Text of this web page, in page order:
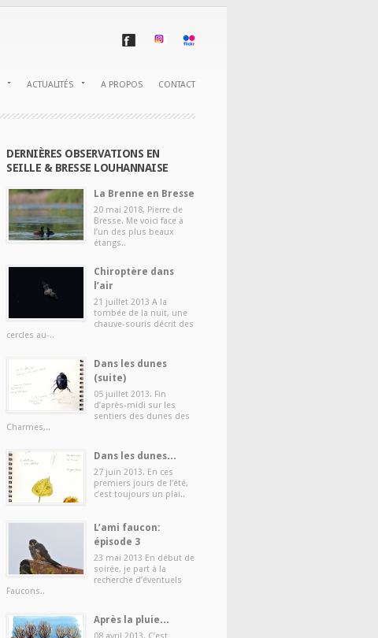
ACTUALITÉS A PROPOS CONTACT
DERNIÈRES OBSERVATIONS EN
SEILLE & BRESSE LOUHANNAISE
La Brenne en Bresse
20 mai 2018, Pierre de
Bresse. Me voici face à
l’un des plus beaux
étangs..
Chiroptère dans
l’air
21 juillet 2013 A la
tombée de la nuit, une
chauve-souris décrit des
cercles au-..
Dans les dunes
(suite)
05 juillet 2013. Fin
d’après-midi sur les
sentiers des dunes des
Charmes,..
Dans les dunes…
27 juin 2013. En ces
premiers jours de l’été,
c’est toujours un plai..
L’ami faucon:
épisode 3
23 mai 2013 En début de
soirée, je part à la
recherche d’éventuels
Faucons..
Après la pluie…